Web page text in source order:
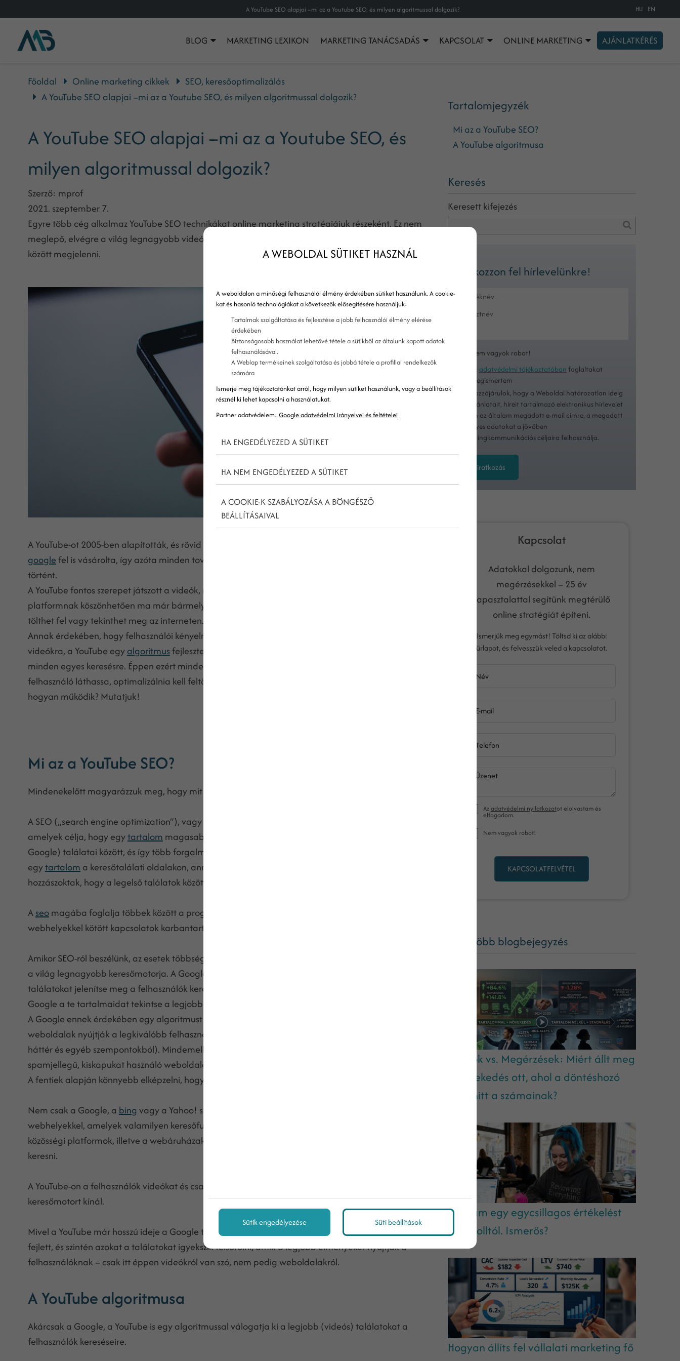
A YouTube SEO alapjai –mi az a Youtube SEO, és milyen algoritmussal dolgozik? HU EN
BLOG MARKETING LEXIKON MARKETING TANÁCSADÁS KAPCSOLAT ONLINE MARKETING AJÁNLATKÉRÉS
Főoldal Online marketing cikkek
SEO, keresőoptimalizálás
A YouTube SEO alapjai –mi az a Youtube SEO, és milyen algoritmussal dolgozik?
A YouTube SEO alapjai –mi az a Youtube SEO, és
milyen algoritmussal dolgozik?
Szerző: mprof
2021. szeptember 7.
Egyre több cég alkalmaz YouTube SEO technikákat online marketing stratégiájuk részeként. Ez nem
meglepő, elvégre a világ legnagyobb videómegosztó platformján mindenki szeretne az első találatok
között megjelenni.
A YouTube-ot 2005-ben alapították, és rövid időn belül olyan népszerű lett, hogy egy évvel később a
googlefel is vásárolta, így azóta minden további fejlesztés és növekedés a keresőóriás oltalma alatt
történt.
A YouTube fontos szerepet játszott a videók, mint fő tartalomformátumok elterjesztésében. A
platformnak köszönhetően ma már bármelyik márka vagy felhasználó korlátlan mennyiségű videót
tölthet fel vagy tekinthet meg az interneten.
Annak érdekében, hogy felhasználói kényelmesen és gyorsan rátalálhassanak a számukra releváns
videókra, a YouTube egyalgoritmusfejlesztett ki, amely a legjobb találatok összeválogatásáért felel
minden egyes keresésre. Éppen ezért minden egyes csatornának, amely szeretné, hogy videóit több
felhasználó láthassa, optimalizálnia kell feltöltött tartalmait. De mi ez az
hogyan működik? Mutatjuk!
Mi az a YouTube SEO?
Mindenekelőtt magyarázzuk meg, hogy mit takar a „
A SEO („search engine optimization”), vagy
amelyek célja, hogy egytartalom magasabb pozícióban jelenjen meg a keresőmotorok (pl. a
Google) találatai között, és így több forgalmat szerezhessen. Minél magasabb pozícióban jelenik meg
egytartalom a keresőtalálati oldalakon, annál többen figyelnek fel rá, hiszen az emberek
hozzászoktak, hogy a legelső találatok között mindig megtalálják azt, amit épp keresnek.
Aseomagába foglalja többek között a programozást, a designt, a tartalomkészítést, illetve a más
webhelyekkel kötött kapcsolatok karbantartását is.
Amikor SEO-ról beszélünk, az esetek többségében a
a világ legnagyobb keresőmotorja. A Google célja, hogy mindig a lehető legjobb minőségű
találatokat jelenítse meg a felhasználók kereséseire. SEO során tehát arra kell törekedned, hogy a
Google a te tartalmaidat tekintse a legjobb minőségű találatoknak.
A Google ennek érdekében egy algoritmust fejlesztett ki, amely képes felismerni, hogy mely
weboldalak nyújtják a legkiválóbb felhasználói élményt (tartalom, navigáció, biztonság, technikai
háttér és egyéb szempontokból). Mindemellett, az algoritmus szintén felismeri a rossz minőségű,
spamjellegű, kiskapukat használó weboldalakat is.
A fentiek alapján könnyebb elképzelni, hogy mit takar a YouTube SEO kifejezés.
Nem csak a Google, a bing vagy a Yahoo! számítanak keresőmotoroknak. Az
webhelyekkel, amelyek valamilyen keresőfunkciót is kínálnak a felhasználóknak – ilyenen például a
közösségi platformok, illetve a webáruházak is, amelyeken más felhasználókat, vagy termékeket lehet
keresni.
A YouTube-on a felhasználók videókat és csatornákat kereshetnek, ehhez pedig a platform egy saját
keresőmotort kínál.
Mivel a YouTube már hosszú ideje a Google tulajdona, a videós platform keresőmotorja is rendkívül
fejlett, és szintén azokat a találatokat igyekszik felsorolni, amik a legjobb élményeket nyújtják a
felhasználóknak – csak itt éppen videókról van szó, nem pedig weboldalakról.
A YouTube algoritmusa
Akárcsak a Google, a YouTube is egy algoritmussal válogatja ki a legjobb (videós) találatokat a
felhasználók kereséseire.
Tartalomjegyzék
Mi az a YouTube SEO?
A YouTube algoritmusa
Keresés
Keresett kifejezés
Iratkozzon fel hírlevelünkre!
Nem vagyok robot!
Az adatvédelmi tájékoztatóban foglaltakat
megismertem
Hozzájárulok, hogy a Weboldal határozatlan ideig
ajánlatait, híreit tartalmazó elektronikus hírlevelet
küldjön az általam megadott e-mail címre, a megadott
személyes adatokat a jövőben
marketingkommunikációs céljaira felhasználja.
Feliratkozás
Kapcsolat
Adatokkal dolgozunk, nem
megérzésekkel – 25 év
tapasztalattal segítünk megtérülő
online stratégiát építeni.
Ismerjük meg egymást! Töltsd ki az alábbi
űrlapot, és felvesszük veled a kapcsolatot.
Név
E-mail
Telefon
Üzenet
Azadatvédelmi nyilatkozatot elolvastam és
elfogadom.
Nem vagyok robot!
KAPCSOLATFELVÉTEL
Még több blogbejegyzés
Adatok vs. Megérzések: Miért állt meg
a növekedés ott, ahol a döntéshozó
nem hitt a számainak?
Kaptam egy egycsillagos értékelést
egy trolltól. Ismerős?
Hogyan állíts fel vállalati marketing fő
A WEBOLDAL SÜTIKET HASZNÁL
A weboldalon a minőségi felhasználói élmény érdekében sütiket használunk. A cookie-
kat és hasonló technológiákat a következők elősegítésére használjuk:
Tartalmak szolgáltatása és fejlesztése a jobb felhasználói élmény elérése
érdekében
Biztonságosabb használat lehetővé tétele a sütikből az általunk kapott adatok
felhasználásával.
A Weblap termékeinek szolgáltatása és jobbá tétele a profillal rendelkezők
számára
Ismerje meg tájékoztatónkat arról, hogy milyen sütiket használunk, vagy a beállítások
résznél ki lehet kapcsolni a használatukat.
Partner adatvédelem: Google adatvédelmi irányelvei és feltételei
HA ENGEDÉLYEZED A SÜTIKET
HA NEM ENGEDÉLYEZED A SÜTIKET
A COOKIE-K SZABÁLYOZÁSA A BÖNGÉSZŐ
BEÁLLÍTÁSAIVAL
Sütik engedélyezése Süti beállítások